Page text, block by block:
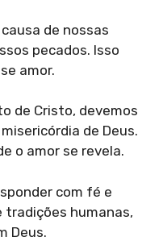
de nossas
pecados. Isso
amor.
de Cristo, devemos
de Deus.
o amor se revela.
com fé e
tradições humanas,
Deus.